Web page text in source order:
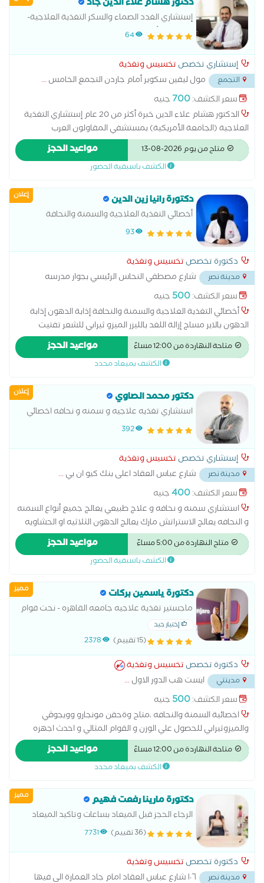
دكتور هشام علاء الدين جاد
إستشاري الغدد الصماء والسكر التغذية العلاجية-
الجامعة الأمريكية64
إستشاري تخصص تخسيس وتغذية
التجمع مول ليفين سكوير أمام جاردن التجمع الخامس...
سعر الكشف:700 جنيه
الدكتور هشام علاء الدين خبرة أكثر من 20 عام إستشاري التغذية
العلاجية (الجامعة الأمريكية) بمستشفي المقاولون العرب
وإستشاري الغدد الصماء والسكر بمستشفي بدايات..عضو الجمعية
العربية لأمراض السكر والميتابوليزم
متاح من يوم 2026-08-13 مواعيد الحجز
الكشف باسبقية الحضور
إعلان دكتورة رانيا زين الدين
أخصائي التغذية العلاجية والسمنة والنحافة
93
دكتورة تخصص تخسيس وتغذية
مدينة نصر
شارع مصطفي النحاس الرئيسي بجوار مدرسه
المنهل...
سعر الكشف:500 جنيه
أخصائي التغذية العلاجية والسمنة والنحافة إذابة الدهون إذابة
الدهون بالاير مساج إزالة اللغد بالليزر الميزو ثيرابي للشعر تفتيت
الدهون بالتبريد جهاز الكافيتيشن جهاز راديو فريكونسي لشد الترهلات
شد البطن بالخيوط شد الترهلات بالليزر شد الثدي بالخيوط شد الجزء
السفلي من الجسم بالجراحة شد الجزء السفلي من الجسم بالخيوط
الدهون بالفيزر شفط الدهون بالليزر علاج الخطوط البيضاء في الجسم
بالليزر علاج السيلوليت بالكربوكسي علاج السيلوليت بالليزر علاج
تشققات البطن بعد الولادة بالليزر علاج علامات تمدد الجلد
بالكربوكسي عملية شد البطن عملية شد الثدي عملية شد الذراعين
عملية شد الفخذ عملية شد المؤخرة ميزوثيرابي للهالات السوداء
ميزوثيرابي للوجه نحت الجسم بالأشعة تحت الحمراء نحت الجسم
بالليزر نحت الجسم بالموجات الصوتية نظام غذائي
متاحة النهاردة من 12:00 مساءً مواعيد الحجز
الكشف بميعاد محدد
إعلان دكتور محمد الصاوي
استشاري تغذيه علاجيه و سمنه و نحافه اخصائي
علاج طبيعي جامعه القاهره
392
إستشاري تخصص تخسيس وتغذية
مدينة نصر شارع عباس العقاد اعلى بنك كيو ان بي...
سعر الكشف:400جنيه
استشاري سمنه و نحافه و علاج طبيعي يعالج جميع أنواع السمنه
و النحافه يعالج الاستراتش مارك يعالج الدهون الثلاثيه او الحشاويه
يعالج منطقه البطن والأرداف و الزراعين و الظهر من الدهون تخصص
في التصريف اللمفاوي بعد العمليات الجراحيه
متاح النهاردة من 5:00 مساءً مواعيد الحجز
الكشف باسبقية الحضور
مميز دكتورة ياسمين بركات
ماجستير تغذية علاجيه جامعه القاهره - نحت قوام
غير جراحي متاح جميع اجهزه نحت القوام باحدث
التقنيات وابر تذويب وشد الدهون الموضعيه وحقن
مونجارو Mounjaro وحقن ويجوڤي Wegovy
إختيار جيد
(15 تقييم) 2378
دكتورة تخصص تخسيس وتغذية
مدينتي ايست هب الدور الاول...
سعر الكشف:500 جنيه
اخصائية السمنة والنحافه ،متاح وةحقن مونجارو وويجوڤي
والميزوثيرابي للحصول علي الوزن و القوام المثالي و احدث اجهزه
التخسيس ونحت القوام الغير جراحي باحدث التقنيات الاكثر اماناً .
ماجستير تغذية علاجية جامعة القاهره , دبلومه تغذية علاجيه
جامعه عين شمس Scope certification الدوليه للسمنه والنحافه -
متاحة النهاردة من 12:00 مساءً مواعيد الحجز
الكشف بميعاد محدد
مميز دكتورة مارينا رفعت فهيم
الرجاء الحجز قبل الميعاد بساعات وتاكيد الميعاد
واتس اب على الرقم اخصائية تغذية صحية سمنة
خصائية التغذية الصحية (السمنة و
(36 تقييم) 7731
دكتورة تخصص تخسيس وتغذية
مدينة نصر
١٠٦ شارع عباس العقاد امام جاد العمارة الى فيها